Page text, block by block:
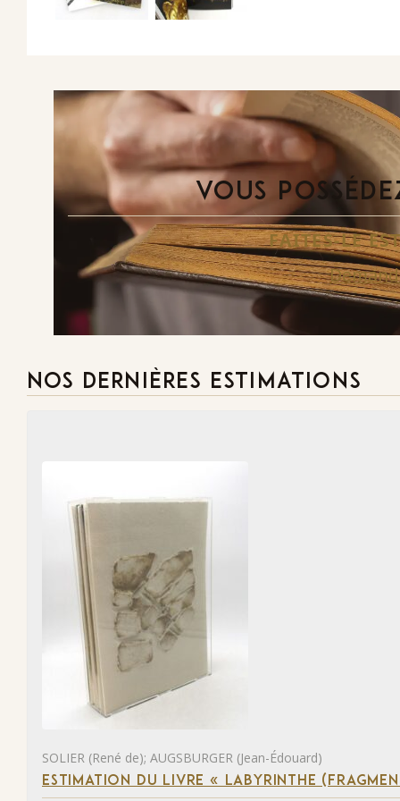
VOUS
FAITES-LE
NOS DERNIÈRES ESTIMATIONS
SOLIER (René de); AUGSBURGER (Jean-Édouard)
ESTIMATION DU LIVRE « LABYRINTHE